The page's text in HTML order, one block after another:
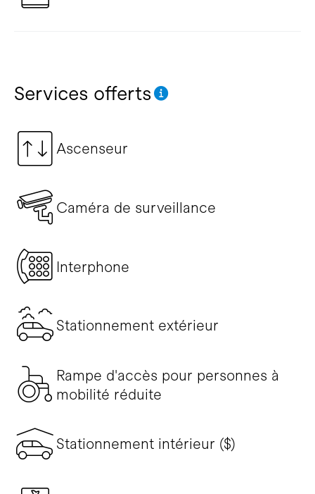
Services offerts
Ascenseur
Caméra de surveillance
Interphone
Stationnement extérieur
Rampe d'accès pour personnes à
mobilité réduite
Stationnement intérieur ($)